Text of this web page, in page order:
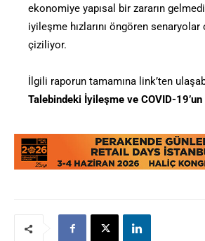
ekonomiye yapısal bir zararın
iyileşme hızlarını öngören senaryolar
çiziliyor.
İlgili raporun tamamına link’ten
Talebindeki İyileşme ve COVID-19’un